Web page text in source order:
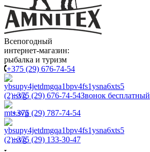
Всепогодный
интернет-магазин:
рыбалка и туризм
+375 (29) 676-74-54
+375 (29) 676-74-54Звонок бесплатный
+375 (29) 787-74-54
+375 (29) 133-30-47